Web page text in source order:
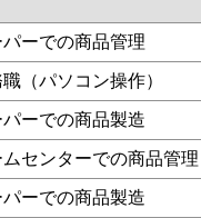
パーでの商品管理
（パソコン操作）
パーでの商品製造
ムセンターでの商品管理
パーでの商品製造